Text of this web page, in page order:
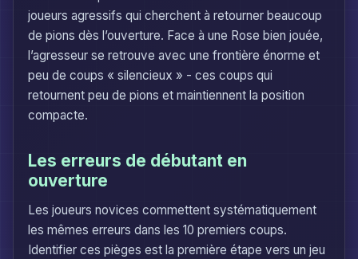
joueurs agressifs qui cherchent à retourner beaucoup
de pions dès l’ouverture. Face à une Rose bien jouée,
l’agresseur se retrouve avec une frontière énorme et
peu de coups « silencieux » - ces coups qui
retournent peu de pions et maintiennent la position
compacte.
Les erreurs de débutant en
ouverture
Les joueurs novices commettent systématiquement
les mêmes erreurs dans les 10 premiers coups.
Identifier ces pièges est la première étape vers un jeu